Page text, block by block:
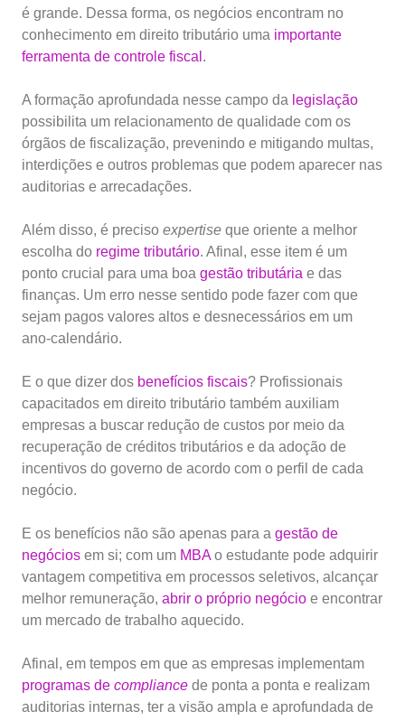
é grande. Dessa forma, os negócios encontram no
conhecimento em direito tributário uma importante
ferramenta de controle fiscal .
A formação aprofundada nesse campo da legislação
possibilita um relacionamento de qualidade com os
órgãos de fiscalização, prevenindo e mitigando multas,
interdições e outros problemas que podem aparecer nas
auditorias e arrecadações.
Além disso, é preciso expertise que oriente a melhor
escolha do regime tributário. Afinal, esse item é um
ponto crucial para uma boa gestão tributária e das
finanças. Um erro nesse sentido pode fazer com que
sejam pagos valores altos e desnecessários em um
ano-calendário.
E o que dizer dos benefícios fiscais? Profissionais
capacitados em direito tributário também auxiliam
empresas a buscar redução de custos por meio da
recuperação de créditos tributários e da adoção de
incentivos do governo de acordo com o perfil de cada
negócio.
E os benefícios não são apenas para a gestão de
negócios em si; com um MBA o estudante pode adquirir
vantagem competitiva em processos seletivos, alcançar
melhor remuneração, abrir o próprio negócio e encontrar
um mercado de trabalho aquecido.
Afinal, em tempos em que as empresas implementam
programas de compliance de ponta a ponta e realizam
auditorias internas, ter a visão ampla e aprofundada de